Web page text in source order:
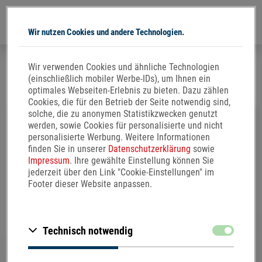
02.11.2021| Typ-2-Diabetiker aufgepasst: Alkohol und
Bluthochdruck
Wir nutzen Cookies und andere Technologien.
Wir verwenden Cookies und ähnliche Technologien
(einschließlich mobiler Werbe-IDs), um Ihnen ein
optimales Webseiten-Erlebnis zu bieten. Dazu zählen
Cookies, die für den Betrieb der Seite notwendig sind,
solche, die zu anonymen Statistikzwecken genutzt
werden, sowie Cookies für personalisierte und nicht
personalisierte Werbung. Weitere Informationen
finden Sie in unserer Datenschutzerklärung sowie
Impressum. Ihre gewählte Einstellung können Sie
jederzeit über den Link "Cookie-Einstellungen" im
Footer dieser Website anpassen.
Technisch notwendig
Zustimmen